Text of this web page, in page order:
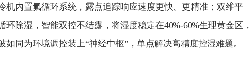
机内置氟循环系统，露点追踪响应速度更快、更精准；双维平
除湿，智能双控不结露，将湿度稳定在40%-60%生理黄金区，
同为环境调控装上“神经中枢”，单点解决高精度控湿难题。